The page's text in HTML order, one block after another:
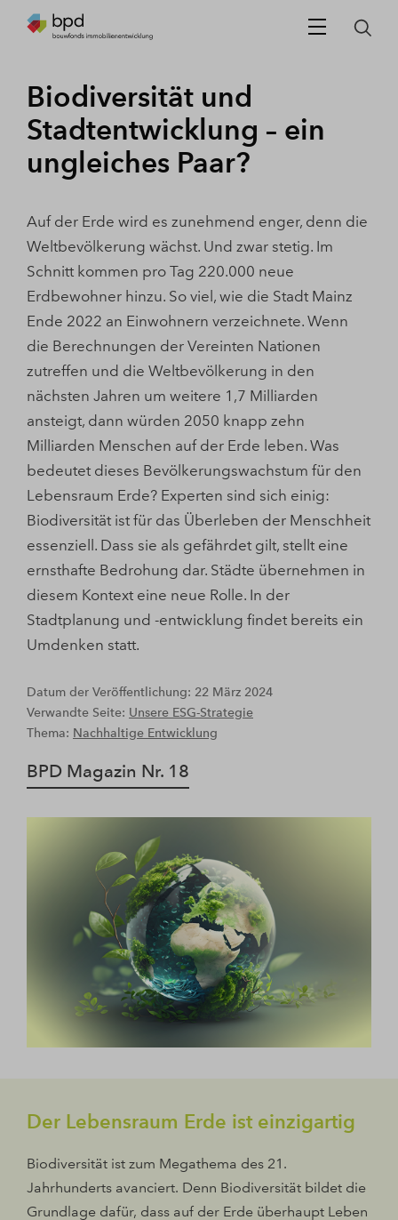
Biodiversität und
Stadtentwicklung – ein
ungleiches Paar?
Auf der Erde wird es zunehmend enger, denn die
Weltbevölkerung wächst. Und zwar stetig. Im
Schnitt kommen pro Tag 220.000 neue
Erdbewohner hinzu. So viel, wie die Stadt Mainz
Ende 2022 an Einwohnern verzeichnete. Wenn
die Berechnungen der Vereinten Nationen
zutreffen und die Weltbevölkerung in den
nächsten Jahren um weitere 1,7 Milliarden
ansteigt, dann würden 2050 knapp zehn
Milliarden Menschen auf der Erde leben. Was
bedeutet dieses Bevölkerungswachstum für den
Lebensraum Erde? Experten sind sich einig:
Biodiversität ist für das Überleben der Menschheit
essenziell. Dass sie als gefährdet gilt, stellt eine
ernsthafte Bedrohung dar. Städte übernehmen in
diesem Kontext eine neue Rolle. In der
Stadtplanung und -entwicklung findet bereits ein
Umdenken statt.
Datum der Veröffentlichung: 22 März 2024
Verwandte Seite: Unsere ESG-Strategie
Thema: Nachhaltige Entwicklung
BPD Magazin Nr. 18
Der Lebensraum Erde ist einzigartig
Biodiversität ist zum Megathema des 21.
Jahrhunderts avanciert. Denn Biodiversität bildet die
Grundlage dafür, dass auf der Erde überhaupt Leben